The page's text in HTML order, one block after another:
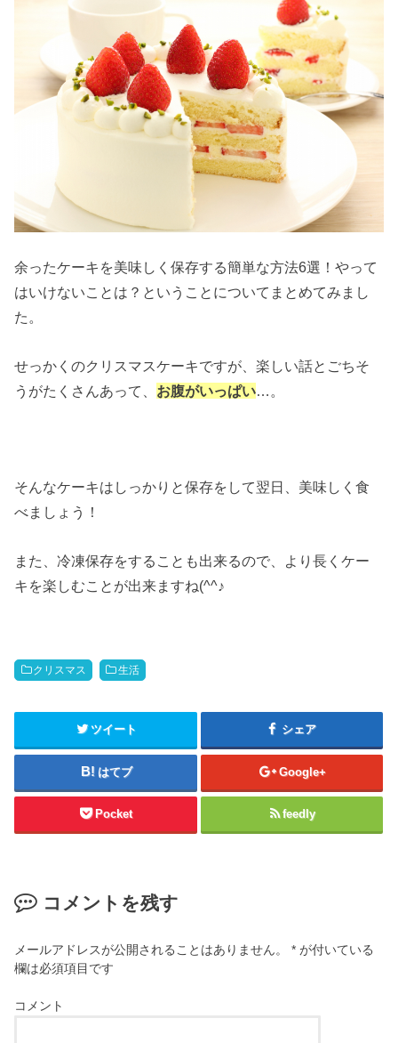
余ったケーキを美味しく保存する簡単な方法6選！やって
はいけないことは？ということについてまとめてみまし
た。
せっかくのクリスマスケーキですが、楽しい話とごちそ
うがたくさんあって、 お腹がいっぱい
そんなケーキはしっかりと保存をして翌日、美味しく食
べましょう！
また、冷凍保存をすることも出来るので、より長くケー
キを楽しむことが出来ますね(^^♪
クリスマス 生活
ツイート シェア
はてブ Google+
Pocket feedly
コメントを残す
メールアドレスが公開されることはありません。 * が付いている
欄は必須項目です
コメント